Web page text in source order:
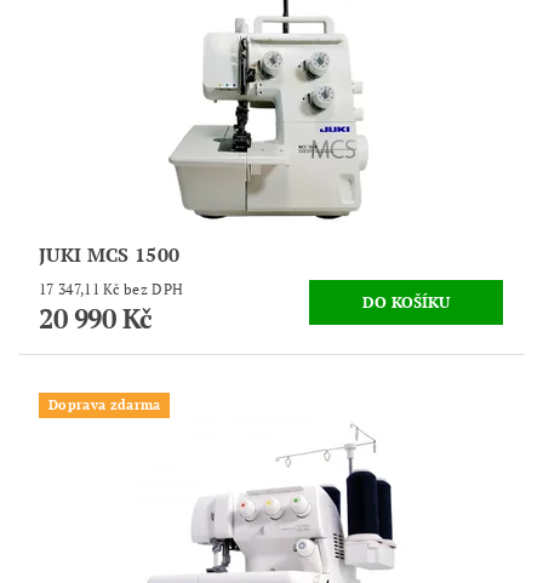
JUKI MCS 1500
17 347,11 Kč bez DPH
20 990 Kč
Doprava zdarma